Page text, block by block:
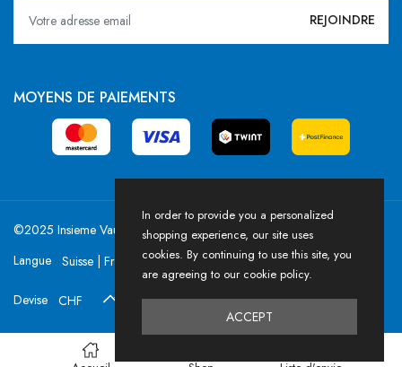
MOYENS DE PAIEMENTS
©2025 Insieme Vaud / Powered by HICASS
Langue
Devise
In order to provide you a personalized
shopping experience, our site uses
cookies. By continuing to use this site, you
are agreeing to our cookie policy.
ACCEPT